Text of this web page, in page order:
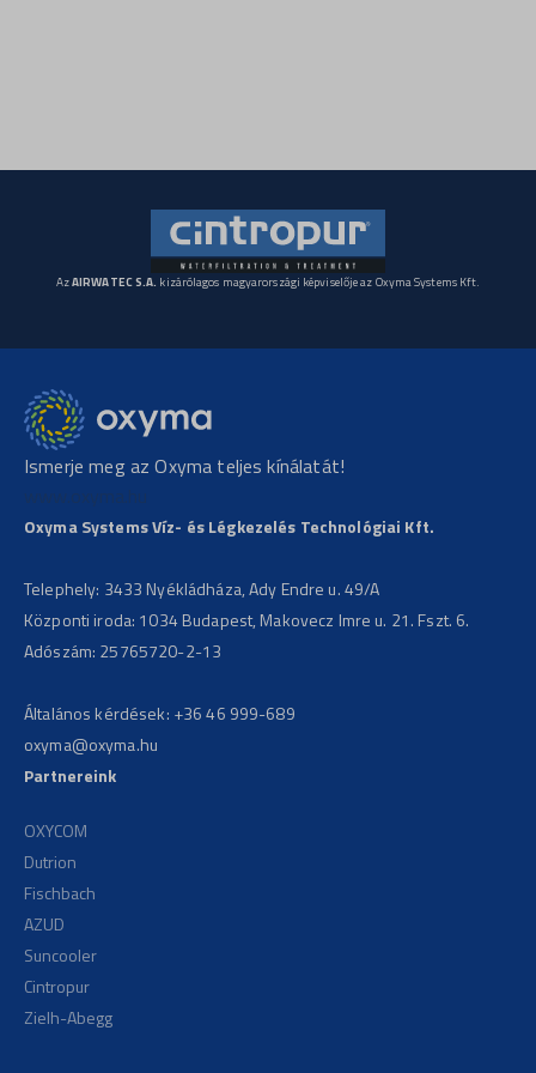
AzAIRWATEC S.A. kizárólagos magyarországi képviselője az Oxyma Systems Kft.
Ismerje meg az Oxyma teljes kínálatát!
Oxyma Systems Víz- és Légkezelés Technológiai Kft.
Telephely: 3433 Nyékládháza, Ady Endre u. 49/A
Központi iroda: 1034 Budapest, Makovecz Imre u. 21. Fszt. 6.
Adószám: 25765720-2-13
Általános kérdések: +36 46 999-689
oxyma@oxyma.hu
Partnereink
OXYCOM
Dutrion
Fischbach
AZUD
Suncooler
Cintropur
Zielh-Abegg
wp_woocommerce_session_*